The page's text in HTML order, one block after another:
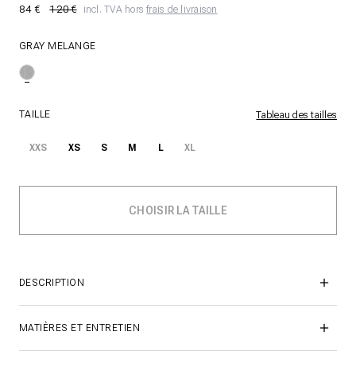
84 € 120 € incl. TVA horsfrais de livraison
GRAY MELANGE
TAILLE Tableau des tailles
XXS XS S M L XL
DESCRIPTION
MATIÈRES ET ENTRETIEN